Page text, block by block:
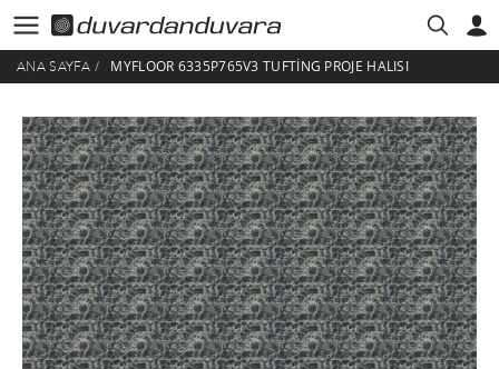
HESABIM ÜYE GIRIŞI
ANA SAYFA / MYFLOOR 6335P765V3 TUFTING PROJE HALISI